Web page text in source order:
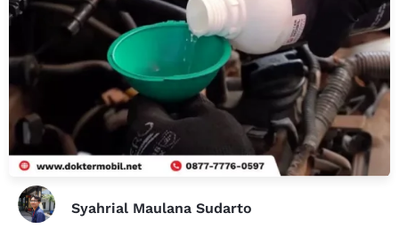
Syahrial Maulana Sudarto